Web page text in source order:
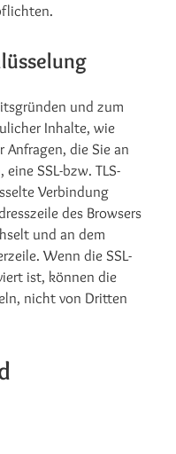
und zum
Inhalte, wie
Anfragen, die Sie an
SSL-bzw. TLS-
Verbindung
des Browsers
und an dem
Wenn die SSL-
ist, können die
nicht von Dritten